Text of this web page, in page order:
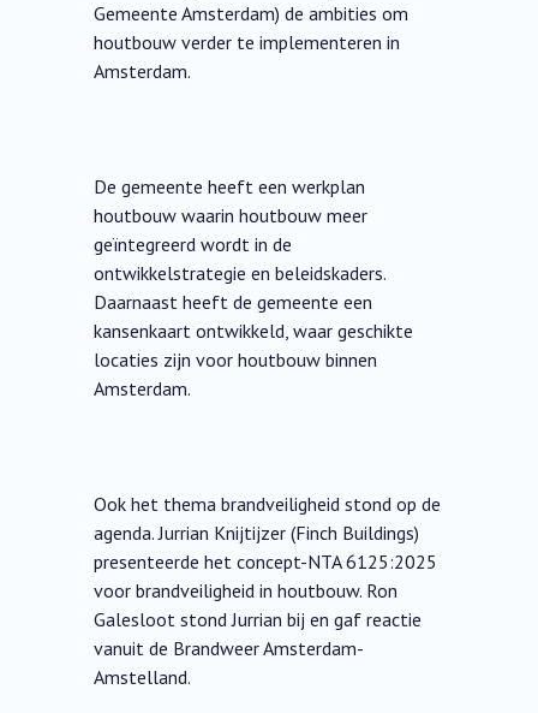
Gemeente Amsterdam) de ambities om
houtbouw verder te implementeren in
Amsterdam.
De gemeente heeft een werkplan
houtbouw waarin houtbouw meer
geïntegreerd wordt in de
ontwikkelstrategie en beleidskaders.
Daarnaast heeft de gemeente een
kansenkaart ontwikkeld, waar geschikte
locaties zijn voor houtbouw binnen
Amsterdam.
Ook het thema brandveiligheid stond op de
agenda. Jurrian Knijtijzer (Finch Buildings)
presenteerde het concept-NTA 6125:2025
voor brandveiligheid in houtbouw. Ron
Galesloot stond Jurrian bij en gaf reactie
vanuit de Brandweer Amsterdam-
Amstelland.